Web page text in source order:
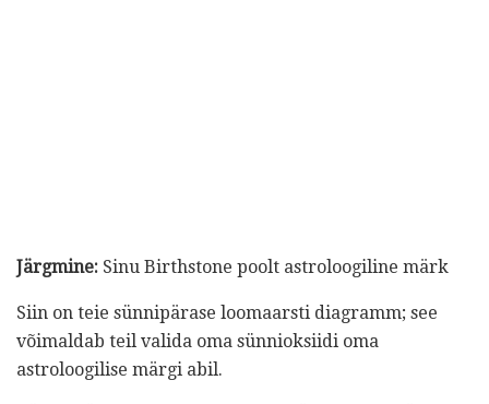
Järgmine: Sinu Birthstone poolt astroloogiline märk
Siin on teie sünnipärase loomaarsti diagramm; see
võimaldab teil valida oma sünnioksiidi oma
astroloogilise märgi abil.